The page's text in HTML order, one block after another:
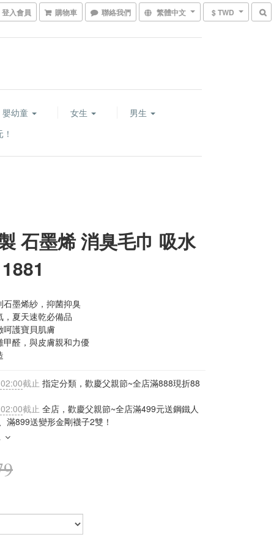
登入會員 購物車 聯絡我們 繁體中文 $ TWD
嬰幼童 女生
男生
石墨烯 消臭毛巾 吸水
墨烯紗，抑菌抑臭
夏天速乾必備品
護寶貝肌膚
醛，與皮膚親和力優
截止 指定分類，歡慶父親節~全店滿888現折88
截止 全店，歡慶父親節~全店滿499元送鋼鐵人
滿899送變形金剛襪子2雙！